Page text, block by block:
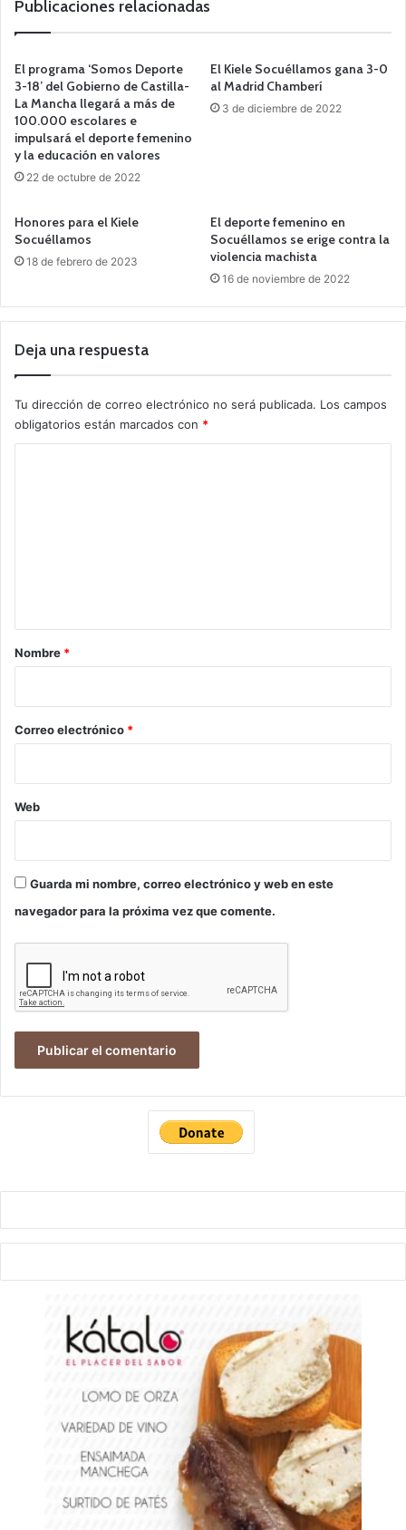
Publicaciones relacionadas
El programa ‘Somos Deporte
3-18’ del Gobierno de Castilla-
La Mancha llegará a más de
100.000 escolares e
impulsará el deporte femenino
y la educación en valores
22 de octubre de 2022
El Kiele Socuéllamos gana 3-0
al Madrid Chamberí
3 de diciembre de 2022
Honores para el Kiele
Socuéllamos
18 de febrero de 2023
El deporte femenino en
Socuéllamos se erige contra la
violencia machista
16 de noviembre de 2022
Deja una respuesta
Tu dirección de correo electrónico no será publicada. Los campos
obligatorios están marcados con *
r
*
Nombre *
Correo electrónico *
Web
Guarda mi nombre, correo electrónico y web en este
navegador para la próxima vez que comente.